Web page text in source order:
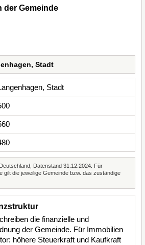
der Gemeinde
Stadt
Stadt
Datenstand 31.12.2024. Für
gilt die jeweilige Gemeinde bzw. das zuständige
die finanzielle und
der Gemeinde. Für Immobilien
höhere Steuerkraft und Kaufkraft